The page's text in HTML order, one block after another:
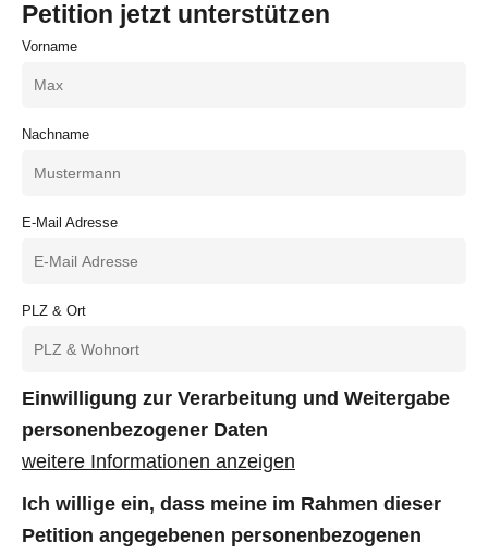
Petition jetzt unterstützen
Vorname
Nachname
E-Mail Adresse
PLZ & Ort
Einwilligung zur Verarbeitung und Weitergabe
personenbezogener Daten
weitere Informationen anzeigen
Ich willige ein, dass meine im Rahmen dieser
Petition angegebenen personenbezogenen